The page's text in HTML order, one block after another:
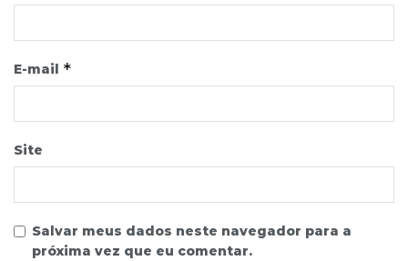
E-mail *
Site
Salvar meus dados neste navegador para a
próxima vez que eu comentar.